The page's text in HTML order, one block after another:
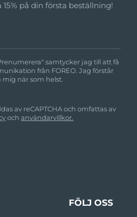
på din första beställning!
samtycker jag till att få
från FOREO. Jag förstår
när som helst.
av reCAPTCHA och omfattas av
ochanvändarvillkor.
FÖLJ OSS